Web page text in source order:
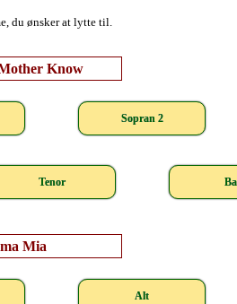
du ønsker at lytte til.
Know
Sopran 2
Tenor
Mia
Alt